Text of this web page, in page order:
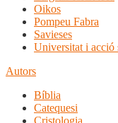
Oikos
Pompeu Fabra
Savieses
Universitat i acció
Autors
Bíblia
Catequesi
Cristologia